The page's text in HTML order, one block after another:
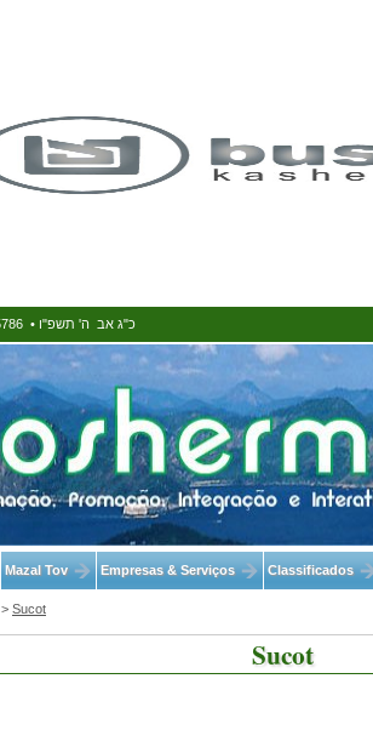
Quinta, 6 de agosto de 2026 • 23 Av 5786 • כ"ג אב ה' תשפ"ו
Mazal Tov Empresas & Serviços Classificados
> Sucot
Sucot